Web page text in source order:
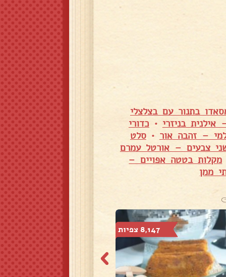
בתנור עם בצלצלי
בניזרי • כדורי
– זהבה אור •סלט
צבעים – אורטל עמרם
מקלות בטטה אפויים –
ממן
8,147 צפיות